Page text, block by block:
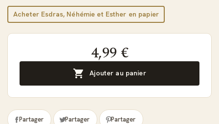
Acheter Esdras, Néhémie et Esther en papier
4,99 €
 Ajouter au panier
Partager Partager Partager